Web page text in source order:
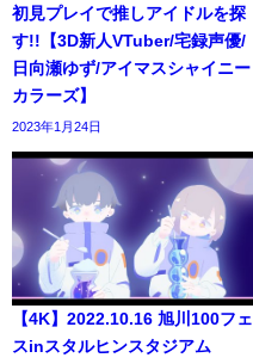
初見プレイで推しアイドルを探
す!!【3D新人VTuber/宅録声優/
日向瀬ゆず/アイマスシャイニー
カラーズ】
2023年1月24日
【4K】2022.10.16 旭川100フェ
スinスタルヒンスタジアム